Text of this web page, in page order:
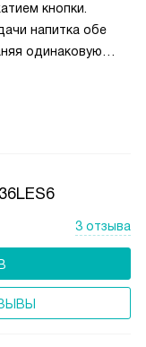
кнопки.
напитка обе
одинаковую
3 отзыва